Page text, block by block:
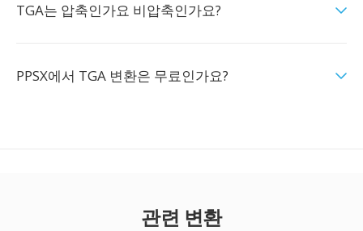
TGA는 압축인가요 비압축인가요?
PPSX에서 TGA 변환은 무료인가요?
관련 변환